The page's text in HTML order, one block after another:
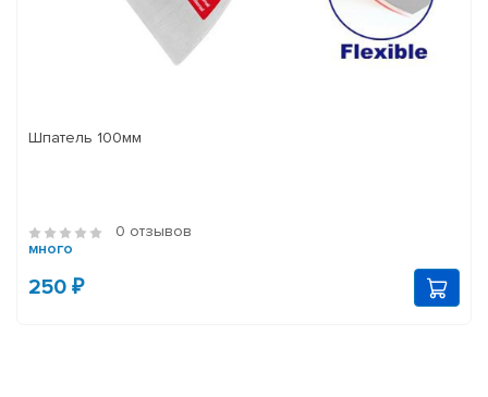
Шпатель 100мм
0 отзывов
много
250 ₽